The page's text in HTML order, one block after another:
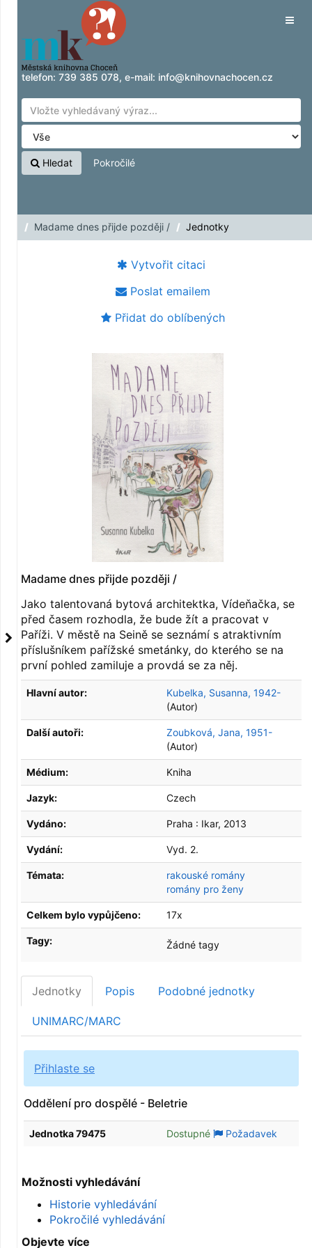
Přeskočit na obsah
telefon: 739 385 078, e-mail: info@knihovnachocen.cz
Hledat Pokročilé
Madame dnes přijde později / Jednotky
Vytvořit citaci
Poslat emailem
Přidat do oblíbených
Madame dnes přijde později /
Jako talentovaná bytová architektka, Vídeňačka, se
před časem rozhodla, že bude žít a pracovat v
Paříži. V městě na Seině se seznámí s atraktivním
příslušníkem pařížské smetánky, do kterého se na
první pohled zamiluje a provdá se za něj.
Hlavní autor:
Kubelka, Susanna, 1942-
(Autor)
Další autoři:
Zoubková, Jana, 1951-
(Autor)
Médium: Kniha
Jazyk: Czech
Vydáno: Praha : Ikar, 2013
Vydání: Vyd. 2.
Témata:
rakouské romány
romány pro ženy
Celkem bylo vypůjčeno: 17x
Tagy: Žádné tagy
Jednotky Popis Podobné jednotky
UNIMARC/MARC
Přihlaste se
Oddělení pro dospělé - Beletrie
Jednotka 79475 Dostupné Požadavek
Možnosti vyhledávání
Historie vyhledávání
Pokročilé vyhledávání
Objevte více